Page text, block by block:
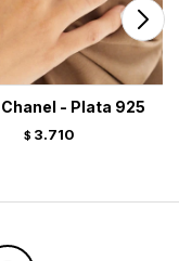
- Plata 925
$ 3.710